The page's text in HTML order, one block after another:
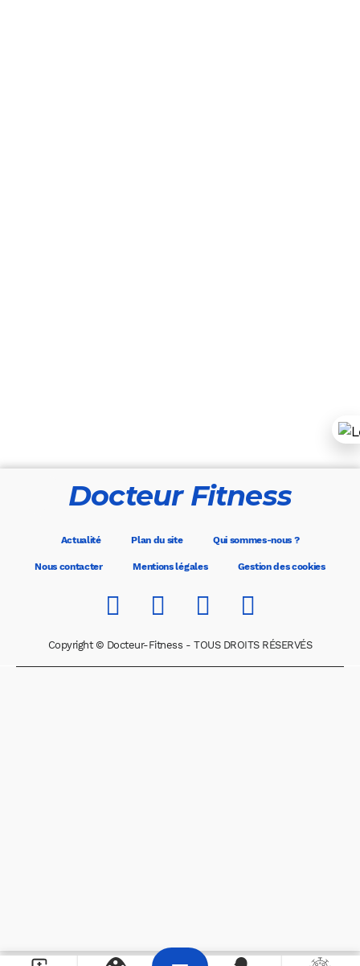
Docteur Fitness
Actualité Plan du site Qui sommes-nous ?
Nous contacter Mentions légales Gestion des cookies
Copyright © Docteur-Fitness - TOUS DROITS RÉSERVÉS